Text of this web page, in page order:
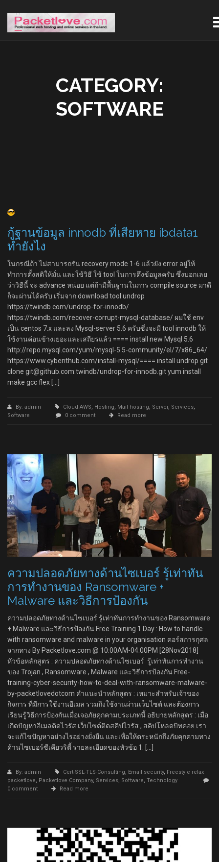
CATEGORY:
SOFTWARE
กู้ฐานข้อมูล innodb ที่เสียหาย ibdata1
ทำยังไง
ในกรณีถ้า ไม่สามารถรัน recovery mode 1-6 แล้วยัง error อยู่ให้
ทำการตั้งสติให้มั่น และใช้วิธี ใช้ tool ในการดึงข้อมูลครับ ซึ่งบอกเลย
ว่าวิธีนี้ จะ advance หน่อย แต่ถ้ามีพื้นฐานในการ compile source มาดี
ก็จะผ่านได้ครับ เริ่มจาก download tool undrop
https://twindb.com/undrop-for-innodb/
https://twindb.com/recover-corrupt-mysql-database/ ผมใช้ env
เป็น centos 7.x และลง Mysql-server 5.6 ครับซึ่งจะมี tool innodb ให้
ใช้งานค่อนข้างเยอะและเสถียรแล้ว ==== install new Mysql 5.6
http://repo.mysql.com/yum/mysql-5.5-community/el/7/x86_64/
https://www.cyberithub.com/install-mysql/==== install undrop git
clone git@github.com:twindb/undrop-for-innodb.git yum install
make gcc flex […]
By: admin Cloud-AWS, Hosting, Mail hosting, Server, Services,
Software
0 comment Read more
ความปลอดภัยทางด้านไซเบอร์ รู้เท่าทัน
การทำงานของ Ransomware +
Malware และวิธีการป้องกัน
ความปลอดภัยทางด้านไซเบอร์ รู้เท่าทันการทำงานของ Ransomware
+ Malware และวิธีการป้องกัน Free Training 1 Day : How to handle
with ransomware and malware in your organisation คอร์สการกุศล
จากทาง By Packetlove.com @ 10:00AM-04:00PM [28Nov2018]
หัวข้อหลักสูตร : ความปลอดภัยทางด้านไซเบอร์ รู้เท่าทันการทำงาน
ของ Trojan , Ransomware , Malware และวิธีการป้องกัน Free-
training-cyber-security-how-to-deal-with-ransomware-malware-
by-packetlovedotcom คำแนะนำหลักสูตร : เหมาะสำหรับเจ้าของ
กิจการ ที่มีการใช้งานอีเมล รวมถึงใช้งานผ่านเว็บไซต์ และต้องการ
เรียนรู้วิธีการป้องกันเมื่อเจอภัยคุกคามประเภทนี้ อธิบายหลักสูตร : เมื่อ
เกิดปัญหาอีเมลติดไวรัส เว็บไซต์ติดสคิปไวรัส , สคิปโหลดบิทคอย เรา
จะแก้ไขปัญหาอย่างไรอย่างยั่งยืน และเพื่อให้ตระหนักถึงภัยคุกคามทาง
ด้านไซเบอร์ซีเคียวริตี้ รายละเอียดของหัวข้อ 1. […]
By: admin Cert-SSL-TLS-Consulting, Email security, Freestyle relax
packetlove, Packetlove Company, Services, Software, Technology
0 comment
Read more